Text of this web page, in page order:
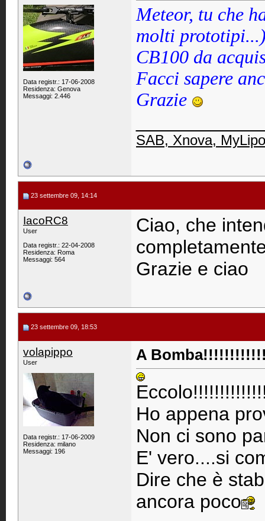
Data registr.: 17-06-2008
Residenza: Genova
Messaggi: 2.446
Meteor, tu che
molti
CB100 da
Facci sapere
Grazie
SAB, Xnova, MyLipo
23 settembre 09, 14:14
IacoRC8
User
Data registr.: 22-04-2008
Residenza: Roma
Messaggi: 564
Ciao, che
Grazie e ciao
23 settembre 09, 18:53
volapippo
User
Data registr.: 17-06-2009
Residenza: milano
Messaggi: 196
A
Ho appena
Non ci sono
E' vero....si
Dire che è
ancora poco